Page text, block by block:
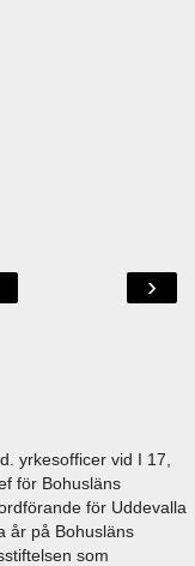
›
yrkesofficer vid I 17,
för Bohusläns
för Uddevalla
år på Bohusläns
som